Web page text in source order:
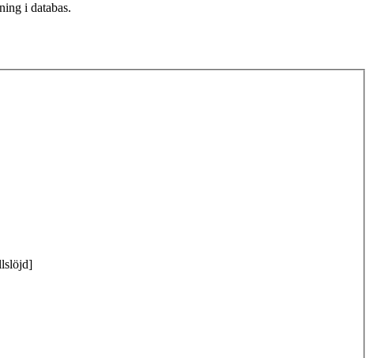
i databas.